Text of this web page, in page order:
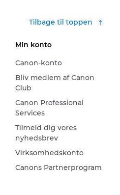
Tilbage til toppen
Min konto
Canon-konto
Bliv medlem af Canon
Club
Canon Professional
Services
Tilmeld dig vores
nyhedsbrev
Virksomhedskonto
Canons Partnerprogram